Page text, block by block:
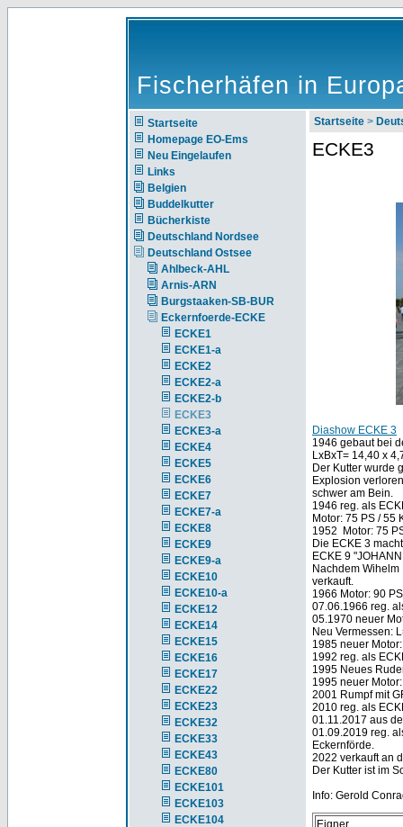
Fischerhäfen in
Startseite
Homepage EO-Ems
Neu Eingelaufen
Links
Belgien
Buddelkutter
Bücherkiste
Deutschland Nordsee
Deutschland Ostsee
Ahlbeck-AHL
Arnis-ARN
Burgstaaken-SB-BUR
Eckernfoerde-ECKE
ECKE1
ECKE1-a
ECKE2
ECKE2-a
ECKE2-b
ECKE3
ECKE3-a
ECKE4
ECKE5
ECKE6
ECKE7
ECKE7-a
ECKE8
ECKE9
ECKE9-a
ECKE10
ECKE10-a
ECKE12
ECKE14
ECKE15
ECKE16
ECKE17
ECKE22
ECKE23
ECKE32
ECKE33
ECKE43
ECKE80
ECKE101
ECKE103
ECKE104
Startseite >
ECKE3
Diashow ECKE 3
1946 gebaut bei
LxBxT= 14,40 x
Der Kutter wurde
Explosion
schwer am Bein.
1946 reg. als
Motor: 75 PS / 55
1952 Motor: 75
Die ECKE 3
ECKE 9
Nachdem
verkauft.
1966 Motor: 90
07.06.1966 reg.
05.1970 neuer
Neu Vermessen:
1985 neuer
1992 reg. als
1995 Neues
1995 neuer
2001 Rumpf mit
2010 reg. als
01.11.2017 aus
01.09.2019 reg.
Eckernförde.
2022 verkauft an
Der Kutter ist im
Info: Gerold
Eigner